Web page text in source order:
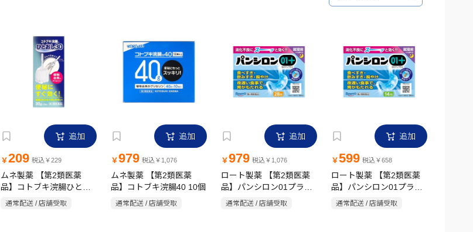
追加
￥209 税込￥229
ムネ製薬 【第2類医薬
品】コトブキ浣腸ひとお
し 30g×2個
通常配送 / 店舗受取
追加
￥979 税込￥1,076
ムネ製薬 【第2類医薬
品】コトブキ浣腸40 10個
通常配送 / 店舗受取
追加
￥979 税込￥1,076
ロート製薬 【第2類医薬
品】パンシロン01プラス
28包
通常配送 / 店舗受取
追加
￥599 税込￥658
ロート製薬 【第2類医薬
品】パンシロン01プラス
14包
通常配送 / 店舗受取